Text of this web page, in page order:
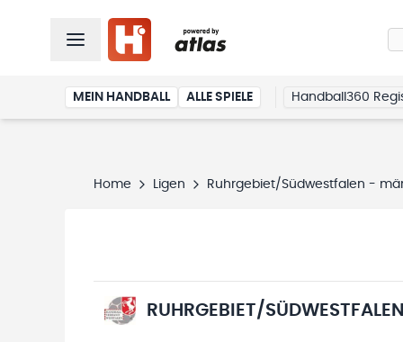
MEIN HANDBALL ALLE SPIELE Handball360
Home Ligen Ruhrgebiet/Südwestfalen -
RUHRGEBIET/